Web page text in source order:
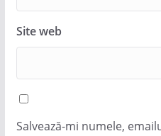
Site web
Salvează-mi numele,